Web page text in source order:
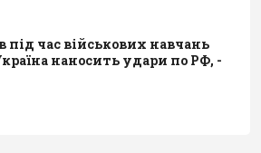
під час військових навчань
наносить удари по РФ, -